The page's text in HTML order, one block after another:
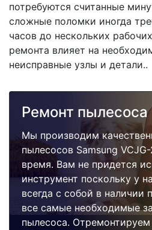
потребуются считанные
сложные поломки иногда
часов до нескольких
ремонта влияет на
неисправные узлы и детали..
Ремонт пылесоса
Мы производим
пылесосов Samsung
время. Вам не придется
инструмент поскольку у
всегда с собой в наличии
все самые необходимые
пылесоса.